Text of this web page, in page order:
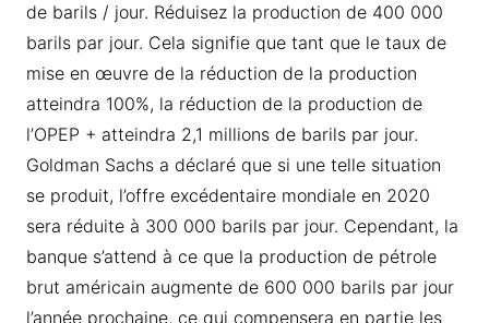
de barils / jour. Réduisez la production de 400 000
barils par jour. Cela signifie que tant que le taux de
mise en œuvre de la réduction de la production
atteindra 100%, la réduction de la production de
l’OPEP + atteindra 2,1 millions de barils par jour.
Goldman Sachs a déclaré que si une telle situation
se produit, l’offre excédentaire mondiale en 2020
sera réduite à 300 000 barils par jour. Cependant, la
banque s’attend à ce que la production de pétrole
brut américain augmente de 600 000 barils par jour
l’année prochaine, ce qui compensera en partie les